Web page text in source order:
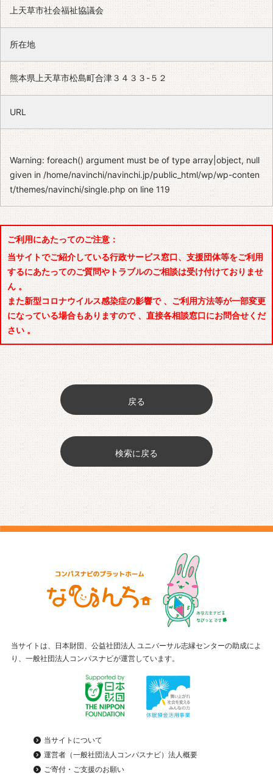
上天草市社会福祉協議会
所在地
熊本県上天草市松島町合津３４３３-５２
URL
Warning: foreach() argument must be of type array|object, null
given in/home/navinchi/navinchi.jp/public_html/wp/wp-conten
t/themes/navinchi/single.php on line119
ご利用にあたってのご注意：
当サイトでご紹介している行政サービス窓口、支援団体等をご利用
するにあたってのご質問やトラブルのご相談は受け付けておりませ
ん 。
また新型コロナウイルス感染症の影響で 、ご利用方法等が一部変更
になっている場合もありますので 、直接各相談窓口にお問合せくだ
さい 。
戻る
検索に戻る
当サイトは、日本財団、公益社団法人 ユニバーサル志縁センターの助成によ
り、一般社団法人コンパスナビが運営しています。
当サイトについて
運営者（一般社団法人コンパスナビ）法人概要
ご寄付・ご支援のお願い